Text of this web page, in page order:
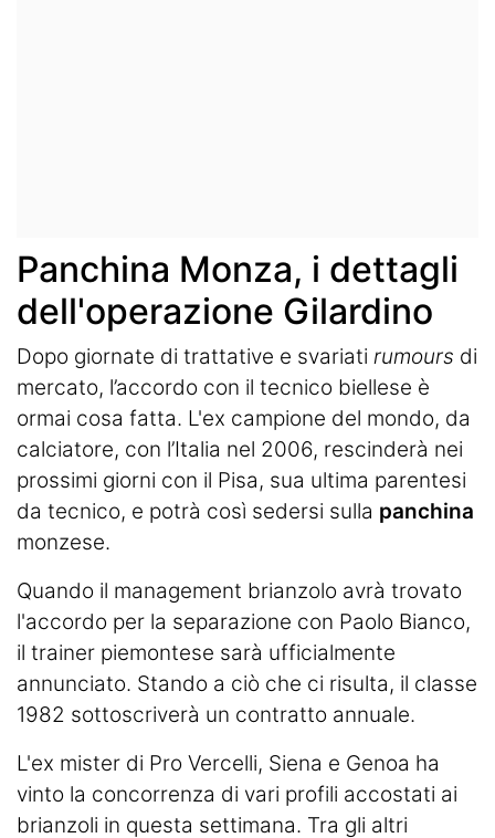
Panchina Monza, i dettagli
dell'operazione Gilardino
Dopo giornate di trattative e svariati rumours di
mercato, l’accordo con il tecnico biellese è
ormai cosa fatta. L'ex campione del mondo, da
calciatore, con l’Italia nel 2006, rescinderà nei
prossimi giorni con il Pisa, sua ultima parentesi
da tecnico, e potrà così sedersi sulla panchina
monzese.
Quando il management brianzolo avrà trovato
l'accordo per la separazione con Paolo Bianco,
il trainer piemontese sarà ufficialmente
annunciato. Stando a ciò che ci risulta, il classe
1982 sottoscriverà un contratto annuale.
L'ex mister di Pro Vercelli, Siena e Genoa ha
vinto la concorrenza di vari profili accostati ai
brianzoli in questa settimana. Tra gli altri